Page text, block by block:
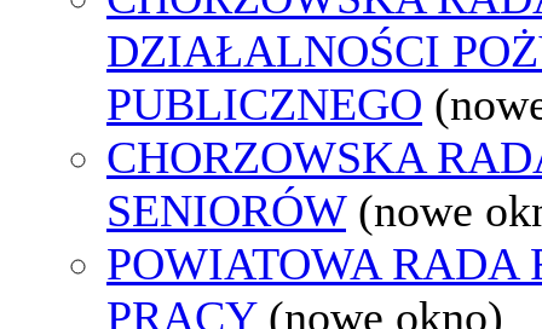
DZIAŁALNOŚCI
PUBLICZNEGO
CHORZOWSKA
SENIORÓW (nowe
POWIATOWA RADA
PRACY (nowe okno)